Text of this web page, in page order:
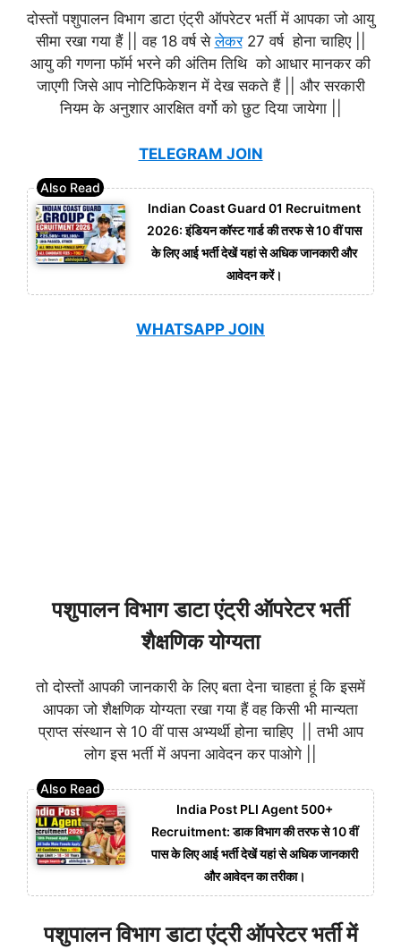
दोस्तों पशुपालन विभाग डाटा एंट्री ऑपरेटर भर्ती में आपका जो आयु
सीमा रखा गया हैं || वह 18 वर्ष सेलेकर27 वर्ष होना चाहिए ||
आयु की गणना फॉर्म भरने की अंतिम तिथि को आधार मानकर की
जाएगी जिसे आप नोटिफिकेशन में देख सकते हैं || और सरकारी
नियम के अनुशार आरक्षित वर्गो को छुट दिया जायेगा ||
TELEGRAM JOIN
Indian Coast Guard 01 Recruitment
2026: इंडियन कॉस्ट गार्ड की तरफ से 10 वीं पास
के लिए आई भर्ती देखें यहां से अधिक जानकारी और
आवेदन करें।
WHATSAPP JOIN
पशुपालन विभाग डाटा एंट्री ऑपरेटर भर्ती
शैक्षणिक योग्यता
तो दोस्तों आपकी जानकारी के लिए बता देना चाहता हूं कि इसमें
आपका जो शैक्षणिक योग्यता रखा गया हैं वह किसी भी मान्यता
प्राप्त संस्थान से 10 वीं पास अभ्यर्थी होना चाहिए || तभी आप
लोग इस भर्ती में अपना आवेदन कर पाओगे ||
India Post PLI Agent 500+
Recruitment: डाक विभाग की तरफ से 10 वीं
पास के लिए आई भर्ती देखें यहां से अधिक जानकारी
और आवेदन का तरीका।
पशुपालन विभाग डाटा एंट्री ऑपरेटर भर्ती में